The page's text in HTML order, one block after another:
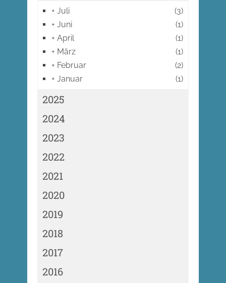
+ Juli
(3)
+ Juni
(1)
+ April
(1)
+ März
(1)
+ Februar
(2)
+ Januar (1)
2025
2024
2023
2022
2021
2020
2019
2018
2017
2016